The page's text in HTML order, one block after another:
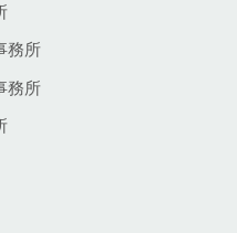
務所
務所